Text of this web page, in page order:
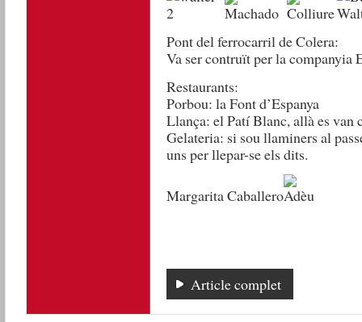
Pont del ferrocarril de Colera:
Va ser contruït per la companyia
Restaurants:
Porbou: la Font d’Espanya
Llança: el Patí Blanc, allà es van
Gelateria: si sou llaminers al
uns per llepar-se els dits.
Margarita Caballero
Article complet